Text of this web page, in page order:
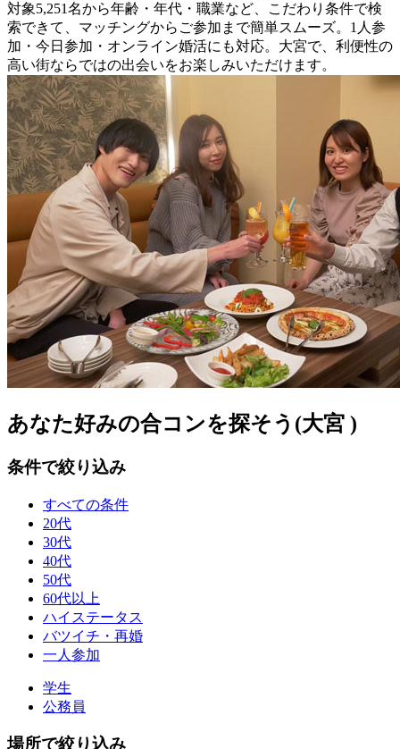
対象5,251名から年齢・年代・職業など、こだわり条件で検
索できて、マッチングからご参加まで簡単スムーズ。1人参
加・今日参加・オンライン婚活にも対応。大宮で、利便性の
高い街ならではの出会いをお楽しみいただけます。
あなた好みの合コンを探そう(大宮 )
条件で絞り込み
すべての条件
20代
30代
40代
50代
60代以上
ハイステータス
バツイチ・再婚
一人参加
学生
公務員
場所で絞り込み